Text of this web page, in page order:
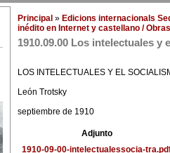
Principal » Edicions internacionals
inédito en Internet y castellano /
1910.09.00 Los intelectuales y
LOS INTELECTUALES Y EL
León Trotsky
septiembre de 1910
Adjunto
1910-09-00-intelectualessocia-